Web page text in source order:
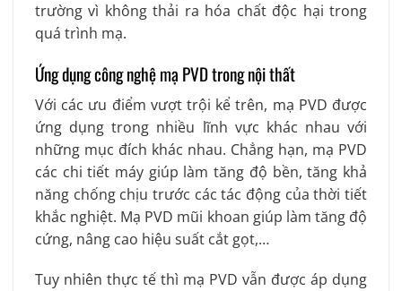
trường vì không thải ra hóa chất độc hại trong
quá trình mạ.
Ứng dụng công nghệ mạ PVD trong nội thất
Với các ưu điểm vượt trội kể trên, mạ PVD được
ứng dụng trong nhiều lĩnh vực khác nhau với
những mục đích khác nhau. Chẳng hạn, mạ PVD
các chi tiết máy giúp làm tăng độ bền, tăng khả
năng chống chịu trước các tác động của thời tiết
khắc nghiệt. Mạ PVD mũi khoan giúp làm tăng độ
cứng, nâng cao hiệu suất cắt gọt,…
Tuy nhiên thực tế thì mạ PVD vẫn được áp dụng